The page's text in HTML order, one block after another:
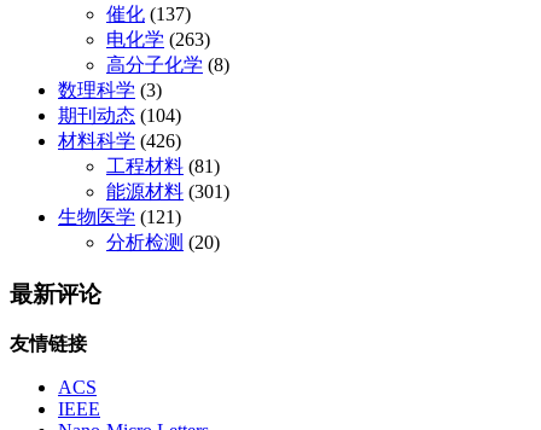
催化 (137)
电化学 (263)
高分子化学 (8)
数理科学 (3)
期刊动态 (104)
材料科学 (426)
工程材料 (81)
能源材料 (301)
生物医学 (121)
分析检测 (20)
最新评论
友情链接
ACS
IEEE